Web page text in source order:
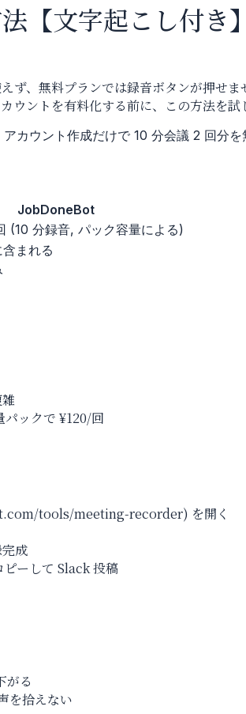
【文字起こし付き】
ず、無料プランでは録音ボタンが押
ントを有料化する前に、この方法を試
ウント作成だけで 10 分会議 2 回分を
JobDoneBot
(10 分録音, パック容量による)
まれる
ックで ¥120/回
tools/meeting-recorder) を開く
成
ーして Slack 投稿
がる
を拾えない